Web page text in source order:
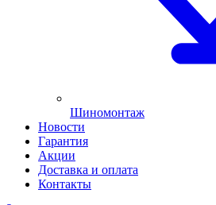
Шиномонтаж
Новости
Гарантия
Акции
Доставка и оплата
Контакты